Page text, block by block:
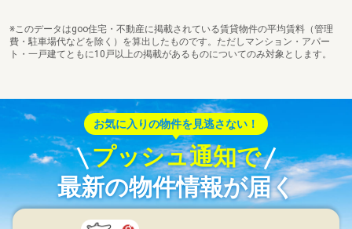
※このデータはgoo住宅・不動産に掲載されている賃貸物件の平均賃料（管理
費・駐車場代などを除く）を算出したものです。ただしマンション・アパー
ト・一戸建てともに10戸以上の掲載があるものについてのみ対象とします。
お気に入りの物件を見逃さない！
プッシュ通知で
最新の物件情報が届く